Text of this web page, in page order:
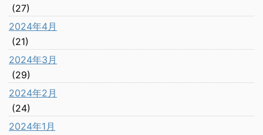
(27)
2024年4月
(21)
2024年3月
(29)
2024年2月
(24)
2024年1月